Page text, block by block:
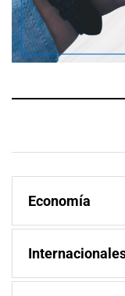
Economía